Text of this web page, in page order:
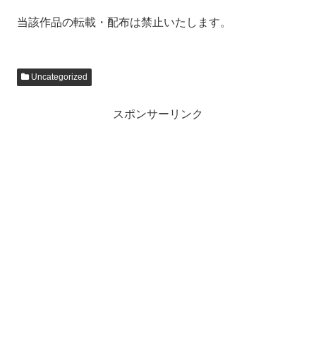
当該作品の転載・配布は禁止いたします。
Uncategorized
スポンサーリンク